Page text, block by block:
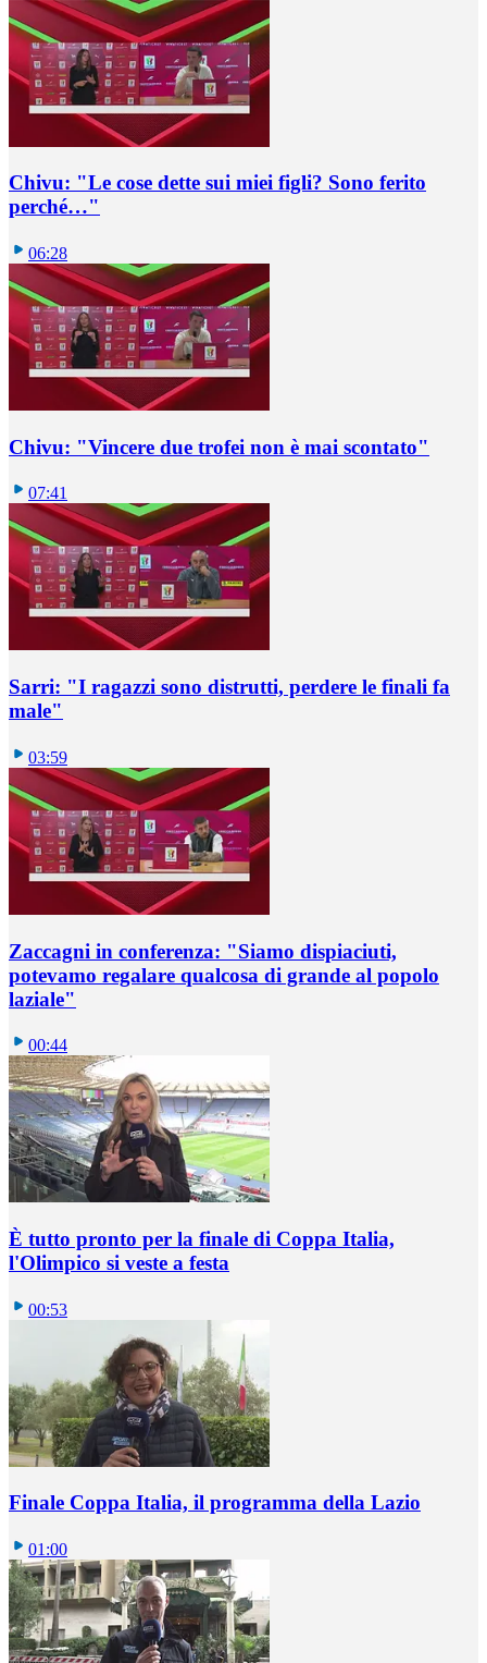
Chivu: "Le cose dette sui miei figli? Sono ferito
perché…"
06:28
Chivu: "Vincere due trofei non è mai scontato"
07:41
Sarri: "I ragazzi sono distrutti, perdere le finali fa
male"
03:59
Zaccagni in conferenza: "Siamo dispiaciuti,
potevamo regalare qualcosa di grande al popolo
laziale"
00:44
È tutto pronto per la finale di Coppa Italia,
l'Olimpico si veste a festa
00:53
Finale Coppa Italia, il programma della Lazio
01:00